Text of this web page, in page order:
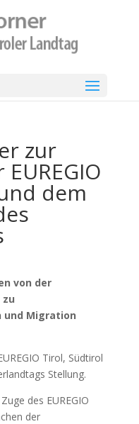
zur
dem
von der
und Migration
Tirol, Südtirol
Stellung.
des EUREGIO
der